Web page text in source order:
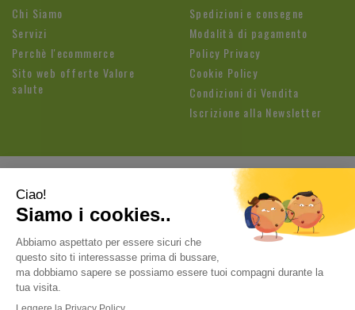
Chi Siamo
Servizi
Perchè l'ecommerce
Sito web offerte Valore
salute
Spedizioni e consegne
Modalità di pagamento
Policy Privacy
Cookie Policy
Condizioni di Vendita
Iscrizione alla Newsletter
Farmacia Fioroni di Brandolese Paolo
Cavallotti, 3 26813 Graffignana (LO) | Tel.: